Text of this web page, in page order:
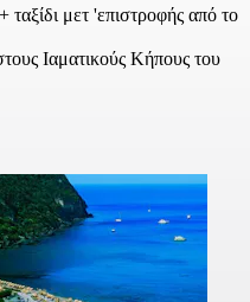
μετ 'επιστροφής από το
Ιαματικούς Κήπους του